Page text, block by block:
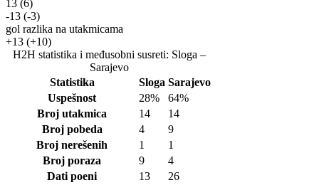
13 (6)
-13 (-3)
gol razlika na utakmicama
+13 (+10)
H2H statistika i međusobni susreti: Sloga –
Sarajevo
Statistika
Sloga Sarajevo
Uspešnost
28%
64%
Broj utakmica
14
14
Broj pobeda
4
9
Broj nerešenih
1
1
Broj poraza
9
4
Dati poeni
13
26